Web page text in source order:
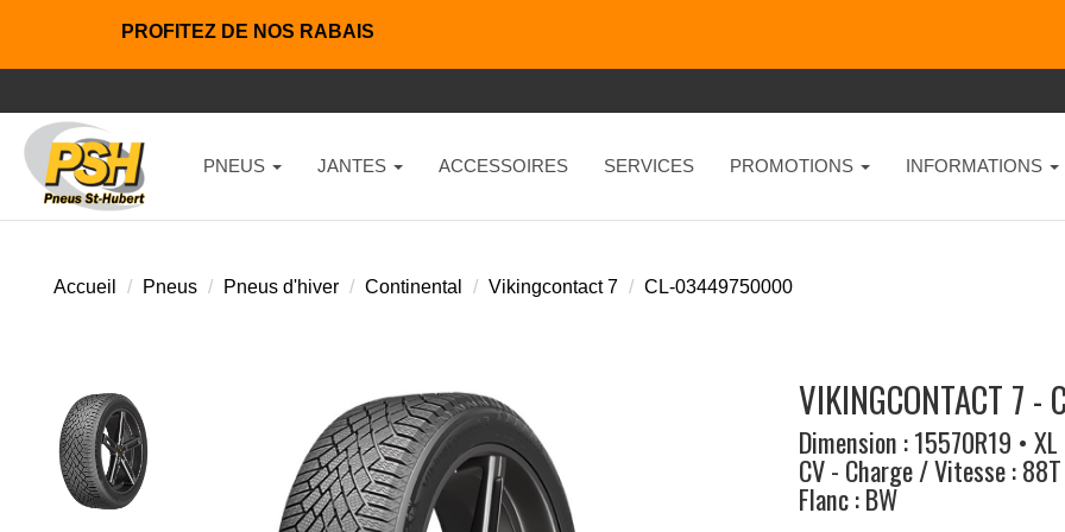
PROFITEZ DE NOS RABAIS
PNEUS JANTES ACCESSOIRES SERVICES PROMOTIONS INFORMATIONS
Accueil Pneus Pneus d'hiver Continental Vikingcontact 7 CL-03449750000
VIKINGCONTACT 7 -
Dimension : 15570R19 • XL
CV - Charge / Vitesse : 88T
Flanc : BW